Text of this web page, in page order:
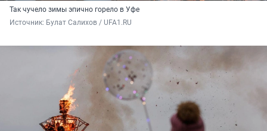
Так чучело зимы эпично горело в Уфе
Источник: Булат Салихов / UFA1.RU